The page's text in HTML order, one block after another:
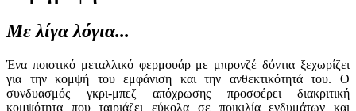
Με λίγα λόγια...
Ένα ποιοτικό μεταλλικό φερμουάρ με μπρονζέ δόντια ξεχωρίζει
για την κομψή του εμφάνιση και την ανθεκτικότητά του. Ο
συνδυασμός γκρι-μπεζ απόχρωσης προσφέρει διακριτική
κομψότητα που ταιριάζει εύκολα σε ποικιλία ενδυμάτων και